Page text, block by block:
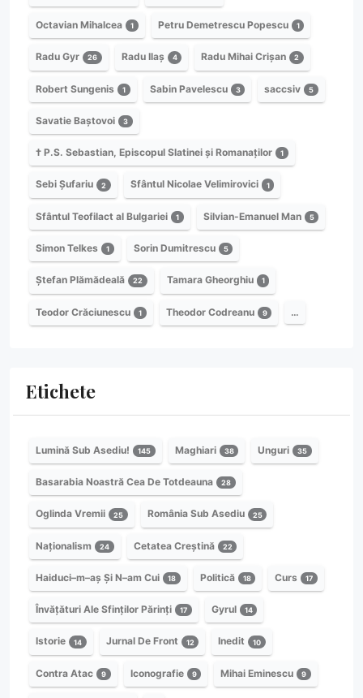
Octavian Mihalcea 1 Petru Demetrescu Popescu 1
Radu Gyr 26 Radu Ilaș 4 Radu Mihai Crișan 2
Robert Sungenis 1 Sabin Pavelescu 3 saccsiv 5
Savatie Baștovoi 3
† P.S. Sebastian, Episcopul Slatinei și Romanaților 1
Sebi Șufariu 2 Sfântul Nicolae Velimirovici 1
Sfântul Teofilact al Bulgariei 1 Silvian-Emanuel Man 5
Simon Telkes 1 Sorin Dumitrescu 5
Ștefan Plămădeală 22 Tamara Gheorghiu 1
Teodor Crăciunescu 1 Theodor Codreanu 9 …
Etichete
Lumină Sub Asediu! 145 Maghiari 38 Unguri 35
Basarabia Noastră Cea De Totdeauna 28
Oglinda Vremii 25 România Sub Asediu 25
Naționalism 24 Cetatea Creștină 22
Haiduci–m–aș Și N–am Cui 18 Politică 18 Curs 17
Învățături Ale Sfinților Părinți 17 Gyrul 14
Istorie 14 Jurnal De Front 12 Inedit 10
Contra Atac 9 Iconografie 9 Mihai Eminescu 9